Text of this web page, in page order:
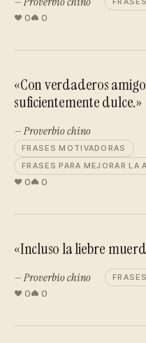
0 0
«Con verdaderos
suficientemente dulce.»
— Proverbio chino
FRASES MOTIVADORAS
FRASES PARA MEJORAR LA
0 0
«Incluso la liebre
— Proverbio chino
0 0